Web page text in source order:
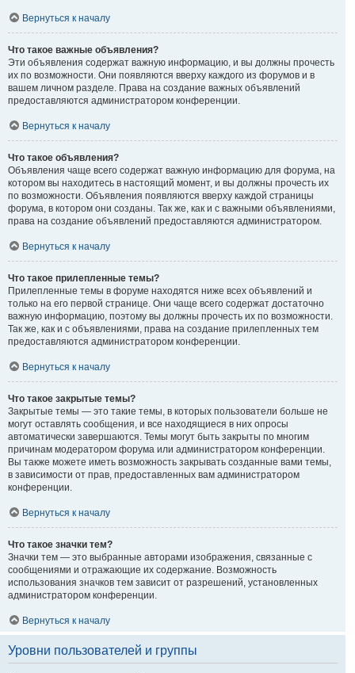
Вернуться к началу
Что такое важные объявления?
Эти объявления содержат важную информацию, и вы должны прочесть
их по возможности. Они появляются вверху каждого из форумов и в
вашем личном разделе. Права на создание важных объявлений
предоставляются администратором конференции.
Вернуться к началу
Что такое объявления?
Объявления чаще всего содержат важную информацию для форума, на
котором вы находитесь в настоящий момент, и вы должны прочесть их
по возможности. Объявления появляются вверху каждой страницы
форума, в котором они созданы. Так же, как и с важными объявлениями,
права на создание объявлений предоставляются администратором.
Вернуться к началу
Что такое прилепленные темы?
Прилепленные темы в форуме находятся ниже всех объявлений и
только на его первой странице. Они чаще всего содержат достаточно
важную информацию, поэтому вы должны прочесть их по возможности.
Так же, как и с объявлениями, права на создание прилепленных тем
предоставляются администратором конференции.
Вернуться к началу
Что такое закрытые темы?
Закрытые темы — это такие темы, в которых пользователи больше не
могут оставлять сообщения, и все находящиеся в них опросы
автоматически завершаются. Темы могут быть закрыты по многим
причинам модератором форума или администратором конференции.
Вы также можете иметь возможность закрывать созданные вами темы,
в зависимости от прав, предоставленных вам администратором
конференции.
Вернуться к началу
Что такое значки тем?
Значки тем — это выбранные авторами изображения, связанные с
сообщениями и отражающие их содержание. Возможность
использования значков тем зависит от разрешений, установленных
администратором конференции.
Вернуться к началу
Уровни пользователей и группы